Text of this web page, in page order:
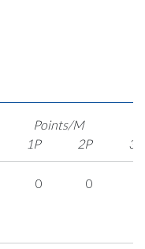
Points/M
1P 2P 3P
0 0